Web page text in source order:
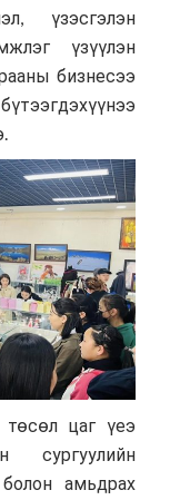
үзэсгэлэн
үзүүлэн
бизнесээ
төсөл цаг үеэ
сургуулийн
амьдрах